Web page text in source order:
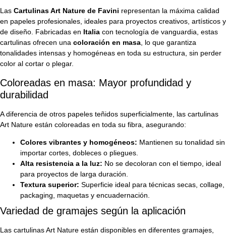
Las Cartulinas Art Nature de Favini representan la máxima calidad
en papeles profesionales, ideales para proyectos creativos, artísticos y
de diseño. Fabricadas en Italia con tecnología de vanguardia, estas
cartulinas ofrecen una coloración en masa, lo que garantiza
tonalidades intensas y homogéneas en toda su estructura, sin perder
color al cortar o plegar.
Coloreadas en masa: Mayor profundidad y
durabilidad
A diferencia de otros papeles teñidos superficialmente, las cartulinas
Art Nature están coloreadas en toda su fibra, asegurando:
Colores vibrantes y homogéneos: Mantienen su tonalidad sin
importar cortes, dobleces o pliegues.
Alta resistencia a la luz: No se decoloran con el tiempo, ideal
para proyectos de larga duración.
Textura superior: Superficie ideal para técnicas secas, collage,
packaging, maquetas y encuadernación.
Variedad de gramajes según la aplicación
Las cartulinas Art Nature están disponibles en diferentes gramajes,